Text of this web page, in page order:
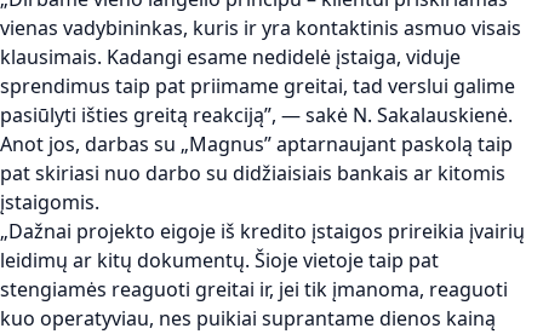
vienas vadybininkas, kuris ir yra kontaktinis asmuo visais
klausimais. Kadangi esame nedidelė įstaiga, viduje
sprendimus taip pat priimame greitai, tad verslui galime
pasiūlyti išties greitą reakciją”, — sakė N. Sakalauskienė.
Anot jos, darbas su „Magnus” aptarnaujant paskolą taip
pat skiriasi nuo darbo su didžiaisiais bankais ar kitomis
įstaigomis.
„Dažnai projekto eigoje iš kredito įstaigos prireikia įvairių
leidimų ar kitų dokumentų. Šioje vietoje taip pat
stengiamės reaguoti greitai ir, jei tik įmanoma, reaguoti
kuo operatyviau, nes puikiai suprantame dienos kainą